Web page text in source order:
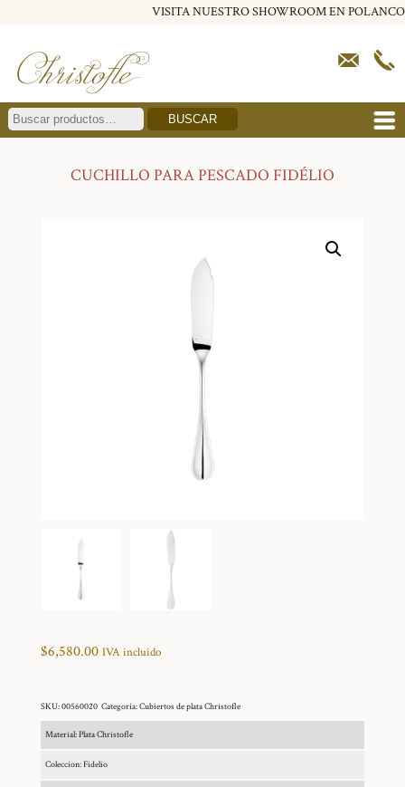
VISITA NUESTRO SHOWROOM EN POLANCO
BUSCAR
CUCHILLO PARA PESCADO FIDÉLIO
$6,580.00 IVA incluido
SKU:00560020 Categoría:Cubiertos de plata Christofle
Material: Plata Christofle
Coleccion: Fidelio